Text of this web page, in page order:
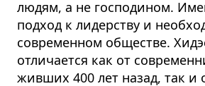
людям, а не господином.
подход к лидерству и
современном обществе.
отличается как от
живших 400 лет назад, так и